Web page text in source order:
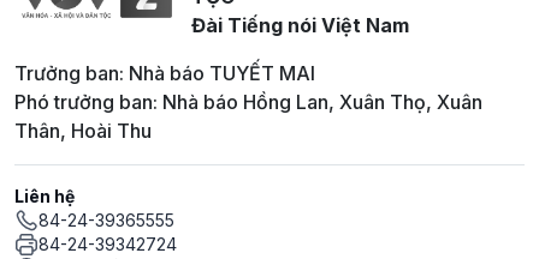
Đài Tiếng nói Việt Nam
Trưởng ban: Nhà báo TUYẾT MAI
Phó trưởng ban: Nhà báo Hồng Lan, Xuân Thọ, Xuân
Thân, Hoài Thu
Liên hệ
84-24-39365555
84-24-39342724